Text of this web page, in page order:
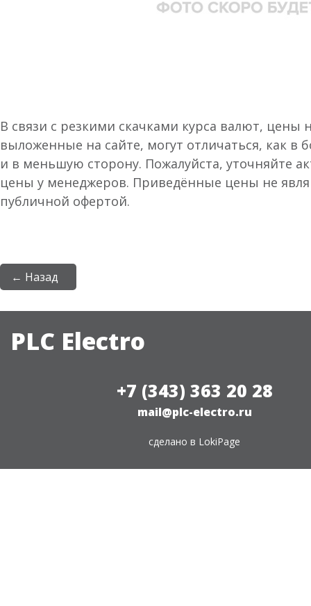
В связи с резкими скачками курса валют, цены
выложенные на сайте, могут отличаться, как в
и в меньшую сторону. Пожалуйста, уточняйте
цены у менеджеров. Приведённые цены не
публичной офертой.
← Назад
PLC Electro
+7 (343) 363 20 28
mail@plc-electro.ru
сделано в LokiPage